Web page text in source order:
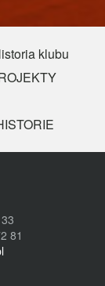
klubu
81